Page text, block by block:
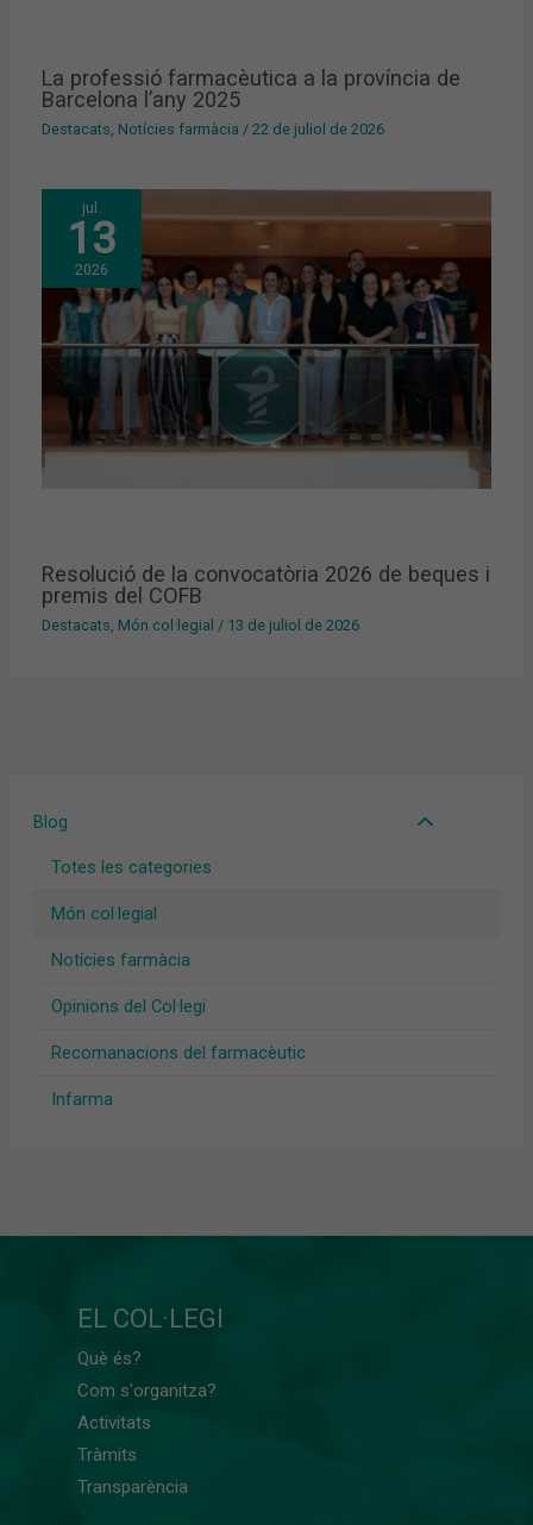
Blog
Totes les categories
Món col·legial
Notícies farmàcia
Opinions del Col·legi
Recomanacions del farmacèutic
Infarma
La professió farmacèutica a la província de
Barcelona l’any 2025
Destacats, Notícies farmàcia /22 de juliol de 2026
jul.
13
2026
Resolució de la convocatòria 2026 de beques i
premis del COFB
Destacats, Món col·legial / 13 de juliol de 2026
EL COL·LEGI
Què és?
Com s'organitza?
Activitats
Tràmits
Transparència